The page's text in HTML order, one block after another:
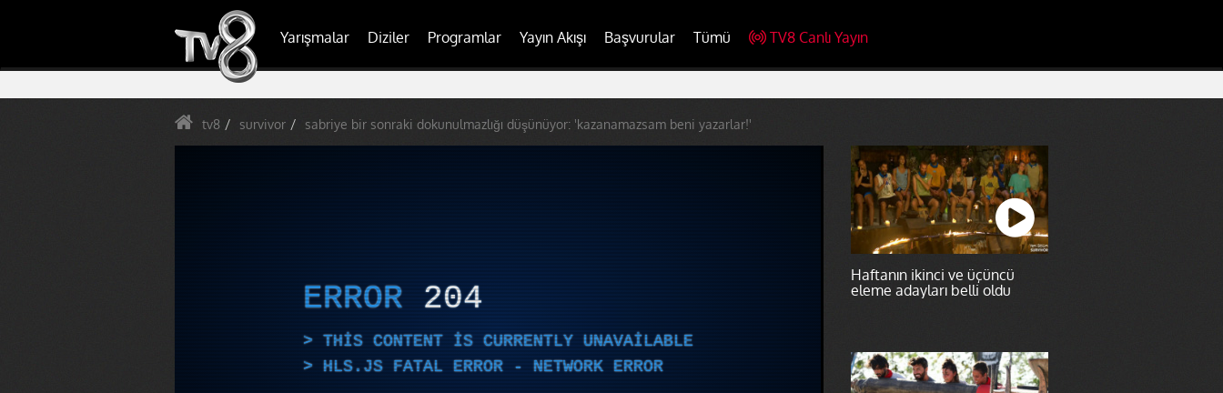
Yarışmalar Diziler Programlar Yayın Akışı Başvurular Tümü TV8 Canlı Yayın
tv8 survivor sabriye bir sonraki dokunulmazlığı düşünüyor: 'kazanamazsam beni yazarlar!'
ERROR 204
THIS CONTENT IS CURRENTLY UNAVAILABLE
HLS.JS FATAL ERROR - NETWORK ERROR
Haftanın ikinci ve üçüncü
eleme adayları belli oldu